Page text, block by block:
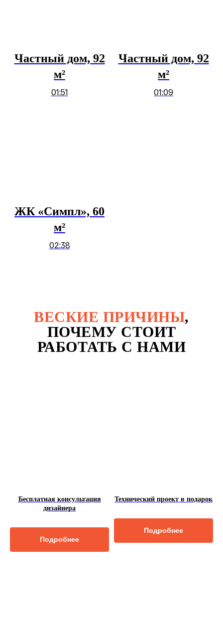
Частный дом, 92
м²
01:51
Частный дом, 92
м²
01:09
ЖК «Симпл», 60
м²
02:38
ВЕСКИЕ ПРИЧИНЫ,
ПОЧЕМУ СТОИТ
РАБОТАТЬ С НАМИ
Бесплатная консультация
дизайнера
Подробнее
Технический проект в подарок
Подробнее